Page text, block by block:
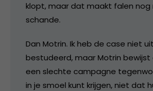
klopt, maar dat maakt falen
schande.
Dan Motrin. Ik heb de case niet
bestudeerd, maar Motrin
een slechte campagne
in je smoel kunt krijgen, niet dat